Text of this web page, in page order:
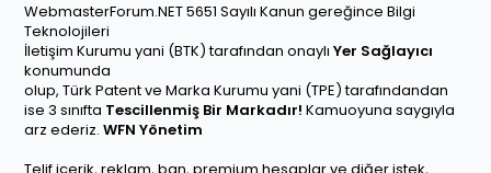
WebmasterForum.NET 5651 Sayılı Kanun gereğince Bilgi
Teknolojileri
İletişim Kurumu yani (BTK) tarafından onaylı Yer Sağlayıcı
konumunda
olup, Türk Patent ve Marka Kurumu yani (TPE) tarafındandan
ise 3 sınıfta Tescillenmiş Bir Markadır! Kamuoyuna saygıyla
arz ederiz. WFN Yönetim